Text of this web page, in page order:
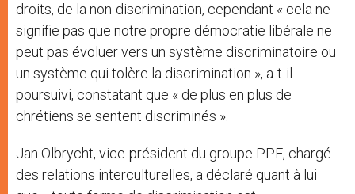
droits, de la non-discrimination, cependant « cela ne
signifie pas que notre propre démocratie libérale ne
peut pas évoluer vers un système discriminatoire ou
un système qui tolère la discrimination », a-t-il
poursuivi, constatant que « de plus en plus de
chrétiens se sentent discriminés ».
Jan Olbrycht, vice-président du groupe PPE, chargé
des relations interculturelles, a déclaré quant à lui